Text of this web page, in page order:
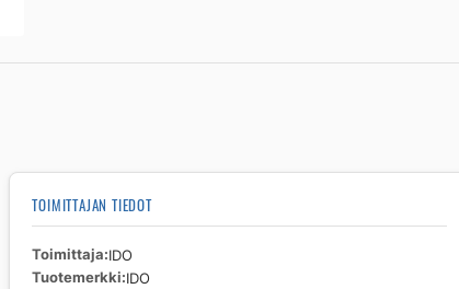
TOIMITTAJAN TIEDOT
Toimittaja IDO
Tuotemerkki IDO